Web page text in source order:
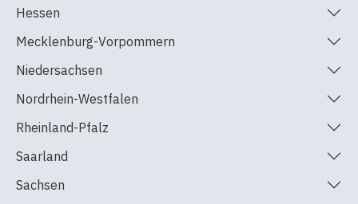
Hessen
Mecklenburg-Vorpommern
Niedersachsen
Nordrhein-Westfalen
Rheinland-Pfalz
Saarland
Sachsen